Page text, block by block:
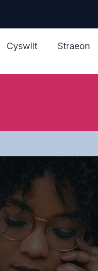
Ein
Gwasanaeth
GIG 111
Cyswllt Straeon